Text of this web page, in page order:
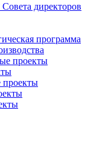
директоров
программа
проекты